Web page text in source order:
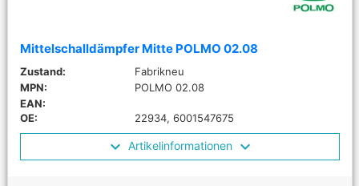
Mittelschalldämpfer Mitte POLMO 02.08
Zustand:
Fabrikneu
MPN:
POLMO 02.08
EAN:
OE:
22934, 6001547675
Artikelinformationen